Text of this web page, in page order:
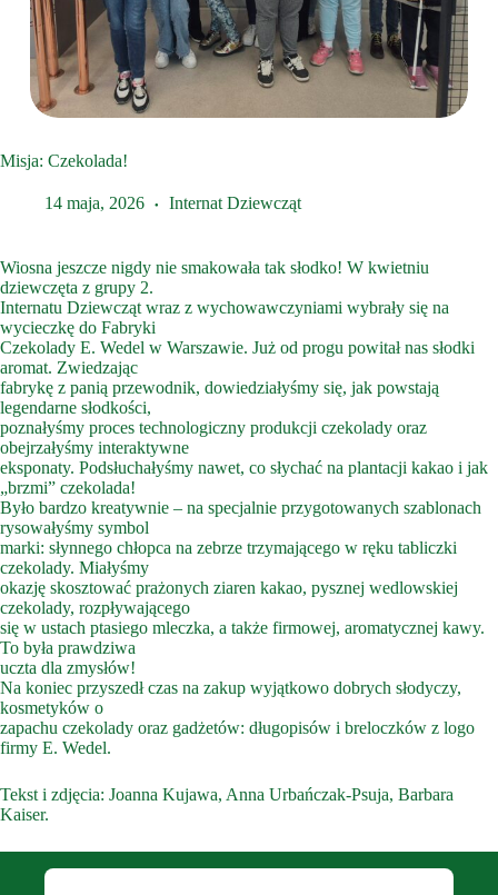
Misja: Czekolada!
14 maja, 2026 Internat Dziewcząt
Wiosna jeszcze nigdy nie smakowała tak słodko! W kwietniu
dziewczęta z grupy 2.
Internatu Dziewcząt wraz z wychowawczyniami wybrały się na
wycieczkę do Fabryki
Czekolady E. Wedel w Warszawie. Już od progu powitał nas słodki
aromat. Zwiedzając
fabrykę z panią przewodnik, dowiedziałyśmy się, jak powstają
legendarne słodkości,
poznałyśmy proces technologiczny produkcji czekolady oraz
obejrzałyśmy interaktywne
eksponaty. Podsłuchałyśmy nawet, co słychać na plantacji kakao i jak
„brzmi” czekolada!
Było bardzo kreatywnie – na specjalnie przygotowanych szablonach
rysowałyśmy symbol
marki: słynnego chłopca na zebrze trzymającego w ręku tabliczki
czekolady. Miałyśmy
okazję skosztować prażonych ziaren kakao, pysznej wedlowskiej
czekolady, rozpływającego
się w ustach ptasiego mleczka, a także firmowej, aromatycznej kawy.
To była prawdziwa
uczta dla zmysłów!
Na koniec przyszedł czas na zakup wyjątkowo dobrych słodyczy,
kosmetyków o
zapachu czekolady oraz gadżetów: długopisów i breloczków z logo
firmy E. Wedel.
Tekst i zdjęcia: Joanna Kujawa, Anna Urbańczak-Psuja, Barbara
Kaiser.